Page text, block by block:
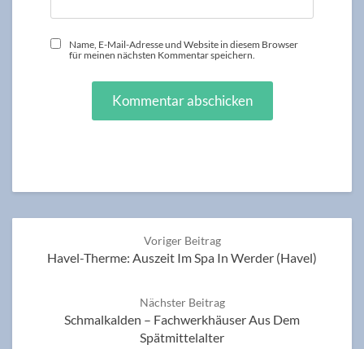
Name, E-Mail-Adresse und Website in diesem Browser
für meinen nächsten Kommentar speichern.
Voriger Beitrag
Havel-Therme: Auszeit Im Spa In Werder (Havel)
Nächster Beitrag
Schmalkalden – Fachwerkhäuser Aus Dem
Spätmittelalter